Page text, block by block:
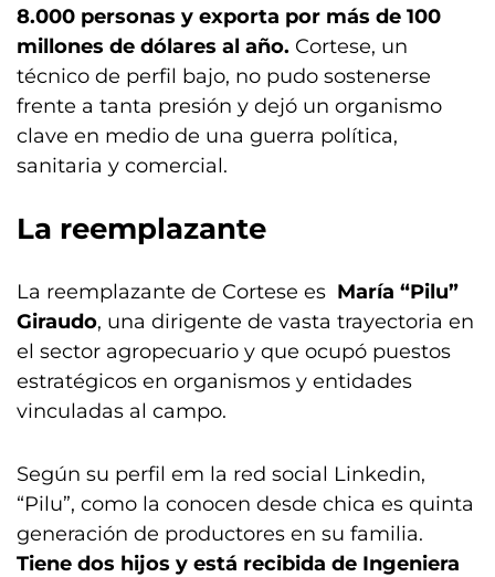
8.000 personas y exporta por más de 100
millones de dólares al año. Cortese, un
técnico de perfil bajo, no pudo sostenerse
frente a tanta presión y dejó un organismo
clave en medio de una guerra política,
sanitaria y comercial.
La reemplazante
La reemplazante de Cortese es María “Pilu”
Giraudo, una dirigente de vasta trayectoria en
el sector agropecuario y que ocupó puestos
estratégicos en organismos y entidades
vinculadas al campo.
Según su perfil em la red social Linkedin,
“Pilu”, como la conocen desde chica es quinta
generación de productores en su familia.
Tiene dos hijos y está recibida de Ingeniera